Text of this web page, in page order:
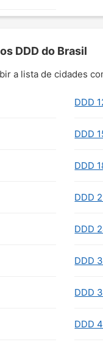
DDD do Brasil
a lista de cidades
DDD
DDD
DDD
DDD
DDD
DDD
DDD
DDD